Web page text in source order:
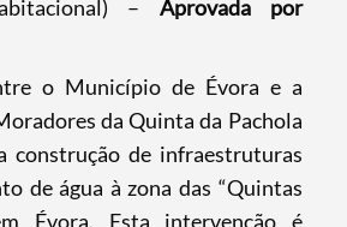
– Aprovada por
o Município de Évora e a
da Quinta da Pachola
construção de infraestruturas
de água à zona das “Quintas
Évora. Esta intervenção é